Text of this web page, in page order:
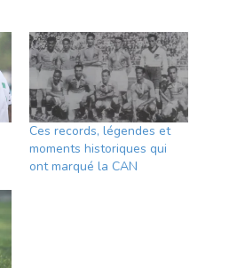
Ces records, légendes et
moments historiques qui
ont marqué la CAN